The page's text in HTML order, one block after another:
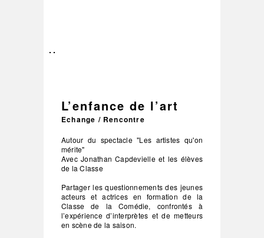
L’enfance de l’art
Echange / Rencontre
Autour du spectacle "Les artistes qu'on
mérite"
Avec Jonathan Capdevielle et les élèves
de la Classe
Partager les questionnements des jeunes
acteurs et actrices en formation de la
Classe de la Comédie, confrontés à
l’expérience d’interprètes et de metteurs
en scène de la saison.